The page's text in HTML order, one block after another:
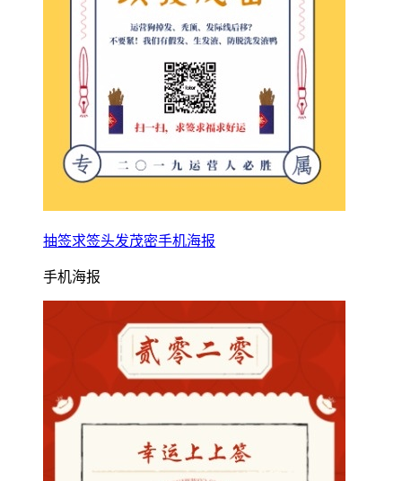
抽签求签头发茂密手机海报
手机海报